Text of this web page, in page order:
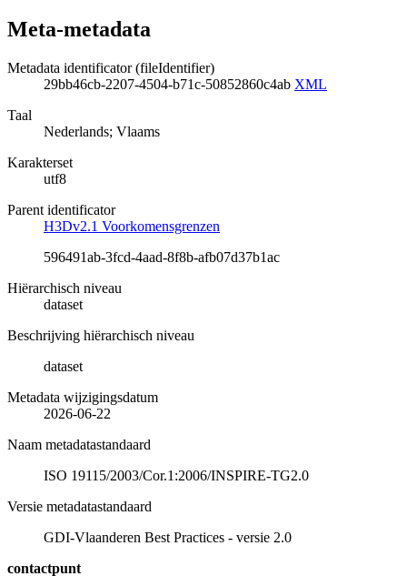
Meta-metadata
Metadata identificator (fileIdentifier)
29bb46cb-2207-4504-b71c-50852860c4ab XML
Taal
Nederlands; Vlaams
Karakterset
utf8
Parent identificator
H3Dv2.1 Voorkomensgrenzen
596491ab-3fcd-4aad-8f8b-afb07d37b1ac
Hiërarchisch niveau
dataset
Beschrijving hiërarchisch niveau
dataset
Metadata wijzigingsdatum
2026-06-22
Naam metadatastandaard
ISO 19115/2003/Cor.1:2006/INSPIRE-TG2.0
Versie metadatastandaard
GDI-Vlaanderen Best Practices - versie 2.0
contactpunt